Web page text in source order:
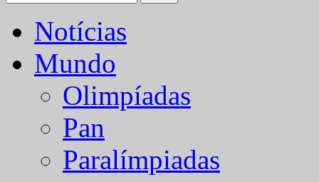
Notícias
Mundo
Olimpíadas
Pan
Paralímpiadas